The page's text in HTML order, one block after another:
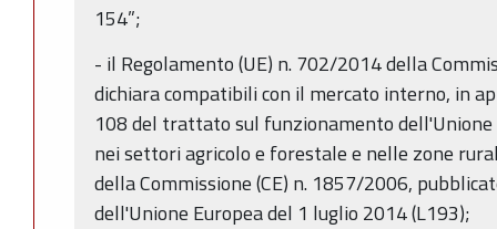
154”;
- il Regolamento (UE) n. 702/2014 della
dichiara compatibili con il mercato interno, in
108 del trattato sul funzionamento dell'Unione
nei settori agricolo e forestale e nelle zone
della Commissione (CE) n. 1857/2006,
dell'Unione Europea del 1 luglio 2014 (L193);